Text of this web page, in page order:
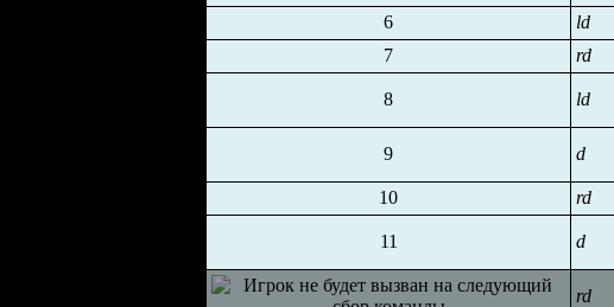
6
ld
7
rd
8 ld
9 d
10 rd
11 d
rd